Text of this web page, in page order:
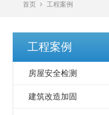
首页 工程案例
工程案例
房屋安全检测
建筑改造加固